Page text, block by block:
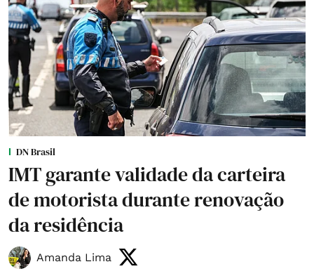
DN Brasil
IMT garante validade da carteira
de motorista durante renovação
da residência
Amanda Lima